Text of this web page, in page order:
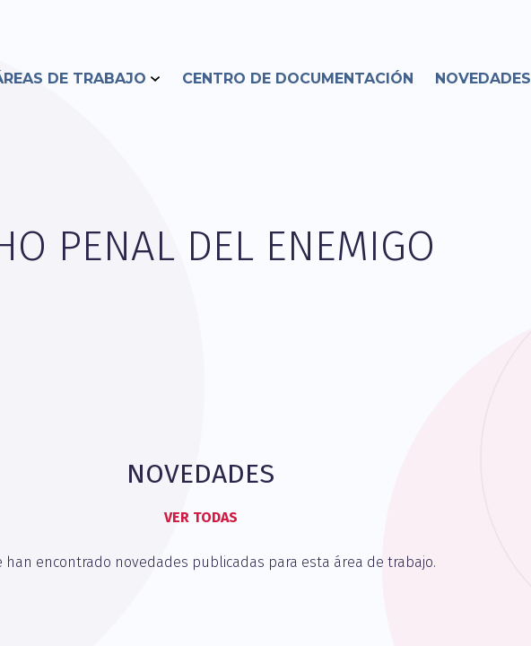
DE TRABAJO CENTRO DE DOCUMENTACIÓN NOVEDADES
PENAL DEL ENEMIGO
NOVEDADES
VER TODAS
han encontrado novedades publicadas para esta área de trabajo.